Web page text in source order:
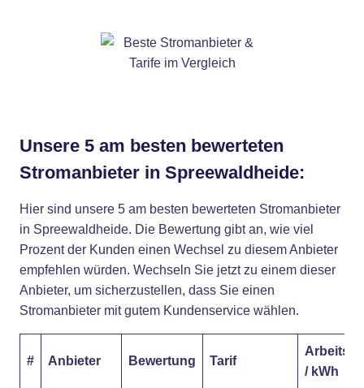
Unsere 5 am besten bewerteten
Stromanbieter in Spreewaldheide:
Hier sind unsere 5 am besten bewerteten Stromanbieter
in Spreewaldheide. Die Bewertung gibt an, wie viel
Prozent der Kunden einen Wechsel zu diesem Anbieter
empfehlen würden. Wechseln Sie jetzt zu einem dieser
Anbieter, um sicherzustellen, dass Sie einen
Stromanbieter mit gutem Kundenservice wählen.
# Anbieter Bewertung Tarif
/ kWh